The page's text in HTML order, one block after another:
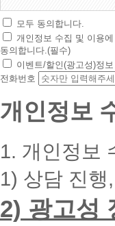
초
간
편
상
담
청
대
폰
입
력
모두 동의합니다.
개인정보 수집 및 이용에
동의합니다.(필수)
이벤트/할인(광고성)정
전화번호
개인정보
1. 개인정보
1) 상담 진
2) 광고성